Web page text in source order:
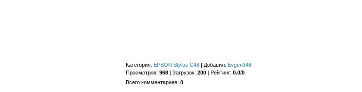
Категория: EPSON Stylus C48| Добавил: Evgen348
Просмотров: 968| Загрузок: 200| Рейтинг: 0.0/0
Всего комментариев: 0